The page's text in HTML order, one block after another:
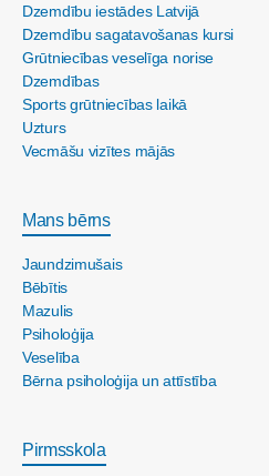
Dzemdību iestādes Latvijā
Dzemdību sagatavošanas kursi
Grūtniecības veselīga norise
Dzemdības
Sports grūtniecības laikā
Uzturs
Vecmāšu vizītes mājās
Mans bērns
Jaundzimušais
Bēbītis
Mazulis
Psiholoģija
Veselība
Bērna psiholoģija un attīstība
Pirmsskola